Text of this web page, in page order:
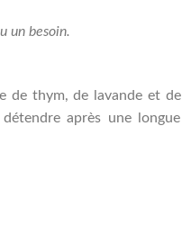
un besoin.
de thym, de lavande et de
après une longue